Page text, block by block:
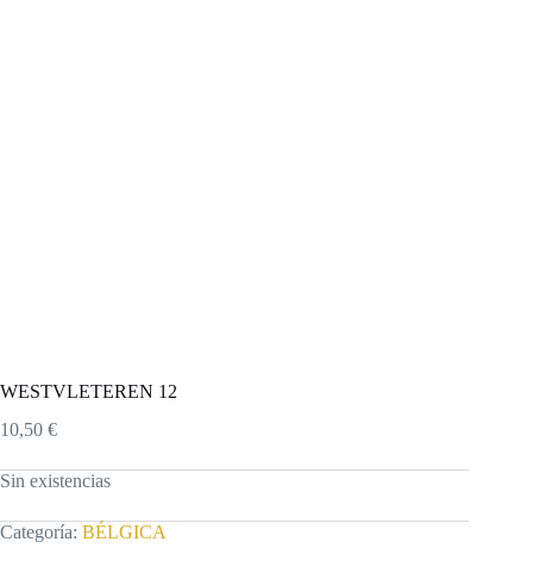
WESTVLETEREN 12
10,50 €
Sin existencias
Categoría: BÉLGICA